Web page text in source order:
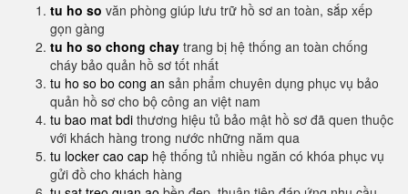
tu ho so văn phòng giúp lưu trữ hồ sơ an toàn, sắp xếp
gọn gàng
tu ho so chong chay trang bị hệ thống an toàn chống
cháy bảo quản hồ sơ tốt nhất
tu ho so bo cong an sản phẩm chuyên dụng phục vụ bảo
quản hồ sơ cho bộ công an việt nam
tu bao mat bdi thương hiệu tủ bảo mật hồ sơ đã quen thuộc
với khách hàng trong nước những năm qua
tu locker cao cap hệ thống tủ nhiều ngăn có khóa phục vụ
gửi đồ cho khách hàng